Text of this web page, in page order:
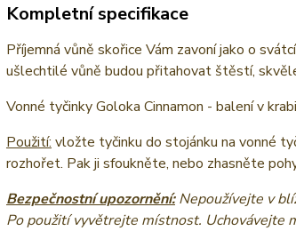
Kompletní specifikace
Příjemná vůně skořice Vám zavoní jako o
ušlechtilé vůně budou přitahovat štěstí,
Vonné tyčinky Goloka Cinnamon - balení v
Použití: vložte tyčinku do stojánku na vonné
rozhořet. Pak ji sfoukněte, nebo zhasněte
Bezpečnostní upozornění:Nepoužívejte v
Po použití vyvětrejte místnost. Uchovávejte